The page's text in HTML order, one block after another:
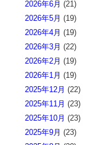
2026年6月 (21)
2026年5月 (19)
2026年4月 (19)
2026年3月 (22)
2026年2月 (19)
2026年1月 (19)
2025年12月 (22)
2025年11月 (23)
2025年10月 (23)
2025年9月 (23)